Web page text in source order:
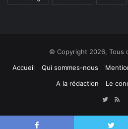
© Copyright 2026, Tous
Accueil
Qui sommes-nous
A la rédaction
Le